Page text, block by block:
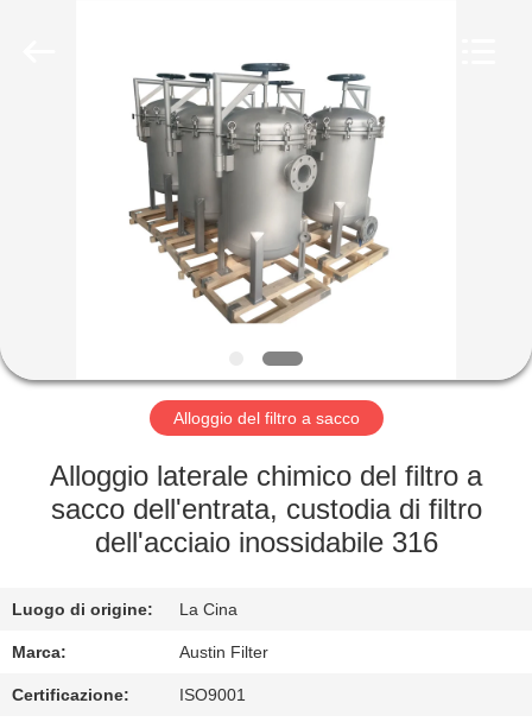
PRODOTTI
GIRO
FABBRICA
CONTROLLO
QUALITÀ
CONTATTICI
Alloggio del filtro a sacco
Alloggio laterale chimico del filtro a
sacco dell'entrata, custodia di filtro
dell'acciaio inossidabile 316
Luogo di origine: La Cina
Marca: Austin Filter
Certificazione: ISO9001